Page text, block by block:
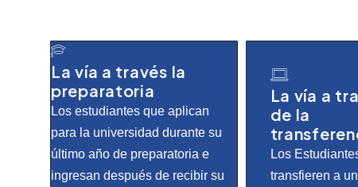
La vía a través la
preparatoria
Los estudiantes que aplican
para la universidad durante su
último año de preparatoria e
ingresan después de recibir su
La vía a
de la
Los
transfieren a